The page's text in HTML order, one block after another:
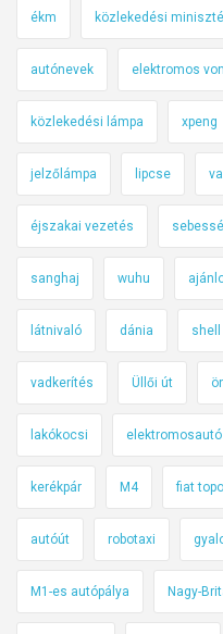
ékm közlekedési
autónevek elektromos
közlekedési lámpa xpeng
jelzőlámpa lipcse
éjszakai vezetés
sanghaj wuhu
látnivaló dánia shell
vadkerítés Üllői út
lakókocsi elektromosautó
kerékpár M4 fiat
autóút robotaxi
M1-es autópálya Nagy-